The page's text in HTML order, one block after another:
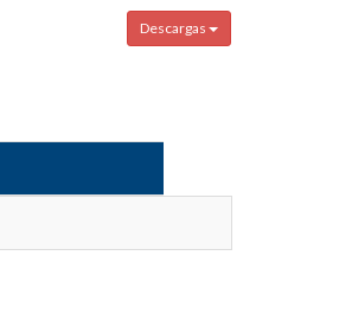
Descargas